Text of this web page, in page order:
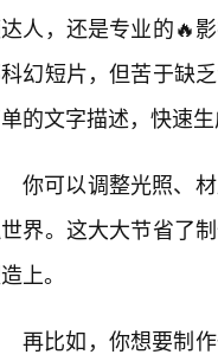
人，还是专业的🔥
幻短片，但苦于缺
的文字描述，快速
你可以调整光照、
界。这大大节省了
上。
再比如，你想要制